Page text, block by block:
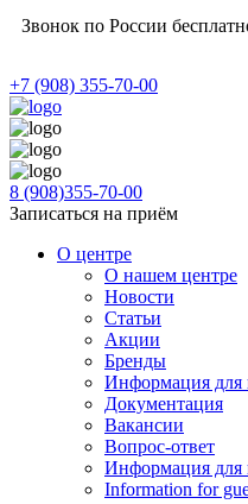
Звонок по России
+7 (908) 355-70-00
8 (908)355-70-00
Записаться на приём
О центре
О нашем центре
Новости
Статьи
Акции
Бренды
Информация для
Документация
Вакансии
Вопрос-ответ
Информация для
Information for